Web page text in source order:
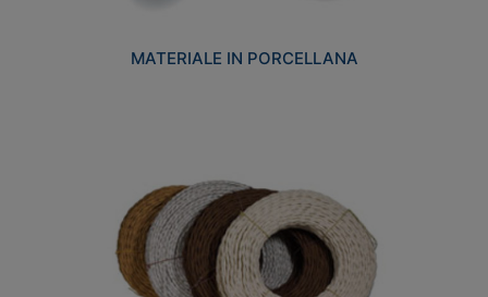
MATERIALE IN PORCELLANA